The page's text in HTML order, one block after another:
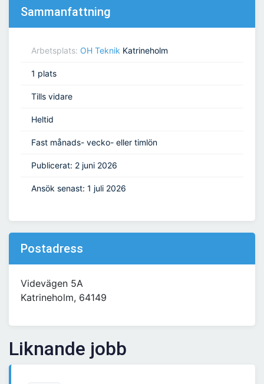
Sammanfattning
Arbetsplats: OH Teknik Katrineholm
1 plats
Tills vidare
Heltid
Fast månads- vecko- eller timlön
Publicerat: 2 juni 2026
Ansök senast: 1 juli 2026
Postadress
Videvägen 5A
Katrineholm, 64149
Liknande jobb